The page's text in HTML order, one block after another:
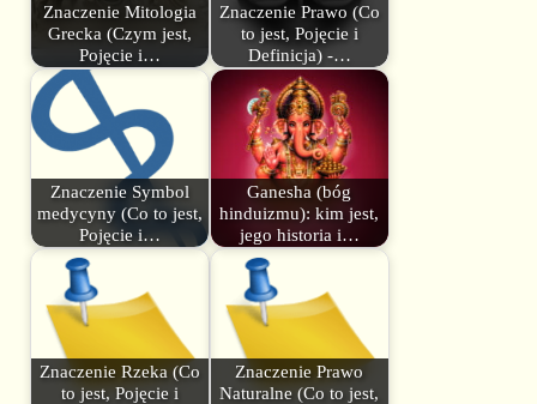
Znaczenie Mitologia
Grecka (Czym jest,
Pojęcie i…
Znaczenie Prawo (Co
to jest, Pojęcie i
Definicja) -…
Znaczenie Symbol
medycyny (Co to jest,
Pojęcie i…
Ganesha (bóg
hinduizmu): kim jest,
jego historia i…
Znaczenie Rzeka (Co
to jest, Pojęcie i
Znaczenie Prawo
Naturalne (Co to jest,